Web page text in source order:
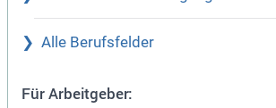
Alle Berufsfelder
Für Arbeitgeber: